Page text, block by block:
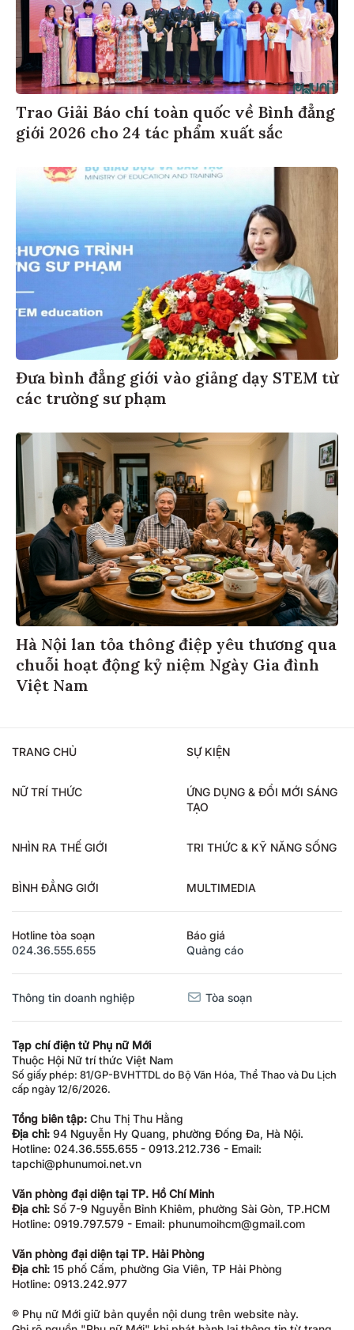
Trao Giải Báo chí toàn quốc về Bình đẳng
giới 2026 cho 24 tác phẩm xuất sắc
Đưa bình đẳng giới vào giảng dạy STEM từ
các trường sư phạm
Hà Nội lan tỏa thông điệp yêu thương qua
chuỗi hoạt động kỷ niệm Ngày Gia đình
Việt Nam
TRANG CHỦ SỰ KIỆN
NỮ TRÍ THỨC
ỨNG DỤNG & ĐỔI MỚI SÁNG
TẠO
NHÌN RA THẾ GIỚI TRI THỨC & KỸ NĂNG SỐNG
BÌNH ĐẲNG GIỚI MULTIMEDIA
Hotline tòa soạn
024.36.555.655
Báo giá
Quảng cáo
Thông tin doanh nghiệp Tòa soạn
Tạp chí điện tử Phụ nữ Mới
Thuộc Hội Nữ trí thức Việt Nam
Số giấy phép: 81/GP-BVHTTDL do Bộ Văn Hóa, Thể Thao và Du Lịch
cấp ngày 12/6/2026.
Tổng biên tập: Chu Thị Thu Hằng
Địa chỉ: 94 Nguyễn Hy Quang, phường Đống Đa, Hà Nội.
Hotline: 024.36.555.655 - 0913.212.736 - Email:
tapchi@phunumoi.net.vn
Văn phòng đại diện tại TP. Hồ Chí Minh
Địa chỉ: Số 7-9 Nguyễn Bỉnh Khiêm, phường Sài Gòn, TP.HCM
Hotline: 0919.797.579 - Email: phunumoihcm@gmail.com
Văn phòng đại diện tại TP. Hải Phòng
Địa chỉ: 15 phố Cấm, phường Gia Viên, TP Hải Phòng
Hotline: 0913.242.977
® Phụ nữ Mới giữ bản quyền nội dung trên website này.
Ghi rõ nguồn "Phụ nữ Mới" khi phát hành lại thông tin từ trang